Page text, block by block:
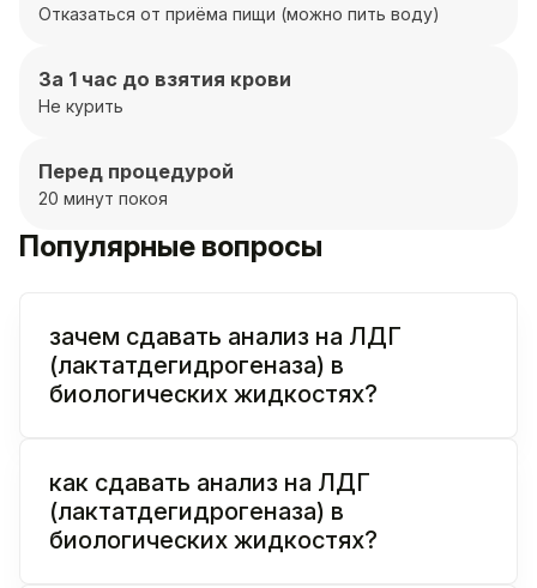
Отказаться от приёма пищи (можно пить воду)
За 1 час до взятия крови
Не курить
Перед процедурой
20 минут покоя
Популярные вопросы
зачем сдавать анализ на ЛДГ
(лактатдегидрогеназа) в
биологических жидкостях?
как сдавать анализ на ЛДГ
(лактатдегидрогеназа) в
биологических жидкостях?